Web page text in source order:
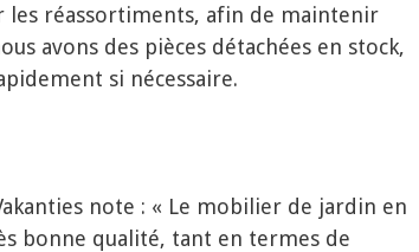
réassortiments, afin de maintenir
avons des pièces détachées en stock,
si nécessaire.
note : « Le mobilier de jardin en
bonne qualité, tant en termes de